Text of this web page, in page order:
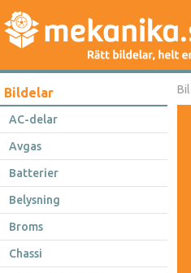
Bildelar
AC-delar
Avgas
Batterier
Belysning
Broms
Chassi